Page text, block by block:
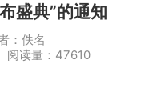
盛典”的通知
：佚名
读量：47610